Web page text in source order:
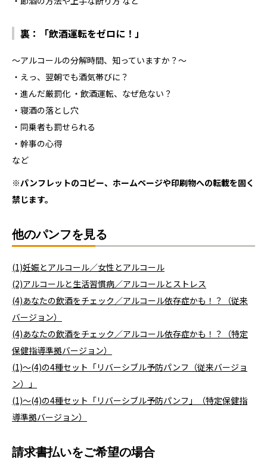
裏：「飲酒運転をゼロに！」
～アルコールの分解時間、知っていますか？～
・えっ、翌朝でも酒気帯びに？
・進んだ厳罰化 ・飲酒運転、なぜ危ない？
・寝酒の落とし穴
・同乗者も罰せられる
・幹事の心得
など
※パンフレットのコピー、ホームページや印刷物への転載を固く
禁じます。
他のパンフを見る
(1)妊娠とアルコール／女性とアルコール
(2)アルコールと生活習慣病／アルコールとストレス
(4)あなたの飲酒をチェック／アルコール依存症かも！？（従来
バージョン）
(4)あなたの飲酒をチェック／アルコール依存症かも！？（特定
保健指導準拠バージョン）
(1)～(4)の4種セット「リバーシブル予防パンフ（従来バージョ
ン）」
(1)～(4)の4種セット「リバーシブル予防パンフ」（特定保健指
導準拠バージョン）
請求書払いをご希望の場合